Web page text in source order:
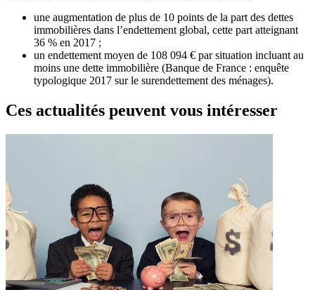
une augmentation de plus de 10 points de la part des dettes
immobilières dans l’endettement global, cette part atteignant
36 % en 2017 ;
un endettement moyen de 108 094 € par situation incluant au
moins une dette immobilière (Banque de France : enquête
typologique 2017 sur le surendettement des ménages).
Ces actualités peuvent vous intéresser